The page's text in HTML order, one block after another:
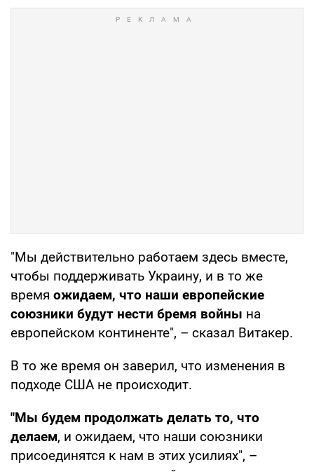
"Мы действительно работаем здесь вместе,
чтобы поддерживать Украину, и в то же
время ожидаем, что наши европейские
союзники будут нести бремя войны на
европейском континенте", – сказал Витакер.
В то же время он заверил, что изменения в
подходе США не происходит.
"Мы будем продолжать делать то, что
делаем, и ожидаем, что наши союзники
присоединятся к нам в этих усилиях", –